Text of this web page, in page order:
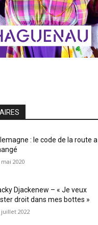
: le code de la route a
mai 2020
Djackenew – « Je veux
droit dans mes bottes »
juillet 2022